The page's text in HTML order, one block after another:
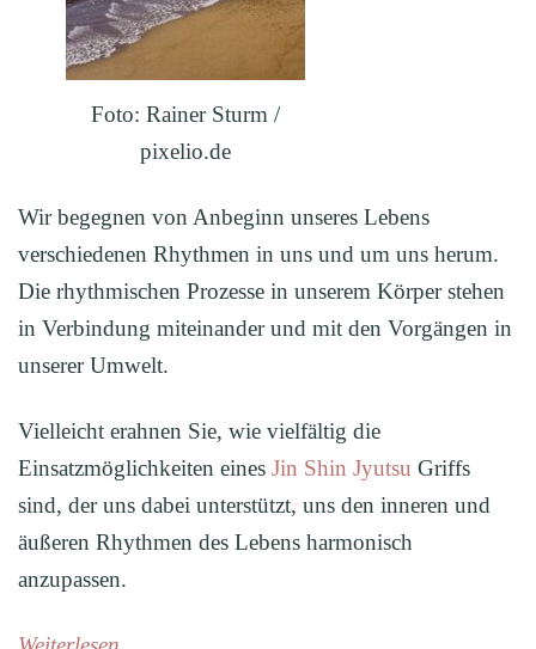
Foto: Rainer Sturm /
pixelio.de
Wir begegnen von Anbeginn unseres Lebens
verschiedenen Rhythmen in uns und um uns herum.
Die rhythmischen Prozesse in unserem Körper stehen
in Verbindung miteinander und mit den Vorgängen in
unserer Umwelt.
Vielleicht erahnen Sie, wie vielfältig die
Einsatzmöglichkeiten eines Jin Shin Jyutsu Griffs
sind, der uns dabei unterstützt, uns den inneren und
äußeren Rhythmen des Lebens harmonisch
anzupassen.